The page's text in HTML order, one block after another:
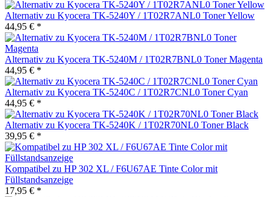
Alternativ zu Kyocera TK-5240Y / 1T02R7ANL0 Toner Yellow
44,95 € *
Alternativ zu Kyocera TK-5240M / 1T02R7BNL0 Toner Magenta
44,95 € *
Alternativ zu Kyocera TK-5240C / 1T02R7CNL0 Toner Cyan
44,95 € *
Alternativ zu Kyocera TK-5240K / 1T02R70NL0 Toner Black
39,95 € *
Kompatibel zu HP 302 XL / F6U67AE Tinte Color mit
Füllstandsanzeige
17,95 € *